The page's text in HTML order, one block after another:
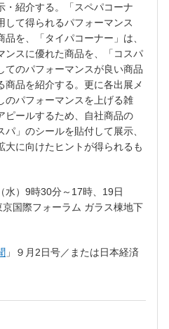
・紹介する。「スペパコーナ
して得られるパフォーマンス
品を、「タイパコーナー」は、
ンスに優れた商品を、「コスパ
てのパフォーマンスが良い商品
商品を紹介する。更に各出展メ
のパフォーマンスを上げる雑
ピールするため、自社商品の
パ」のシールを貼付して展示、
大に向けたヒントが得られるも
）9時30分～17時、19日
国際フォーラム ガラス棟地下
」９月2日号／または日本経済